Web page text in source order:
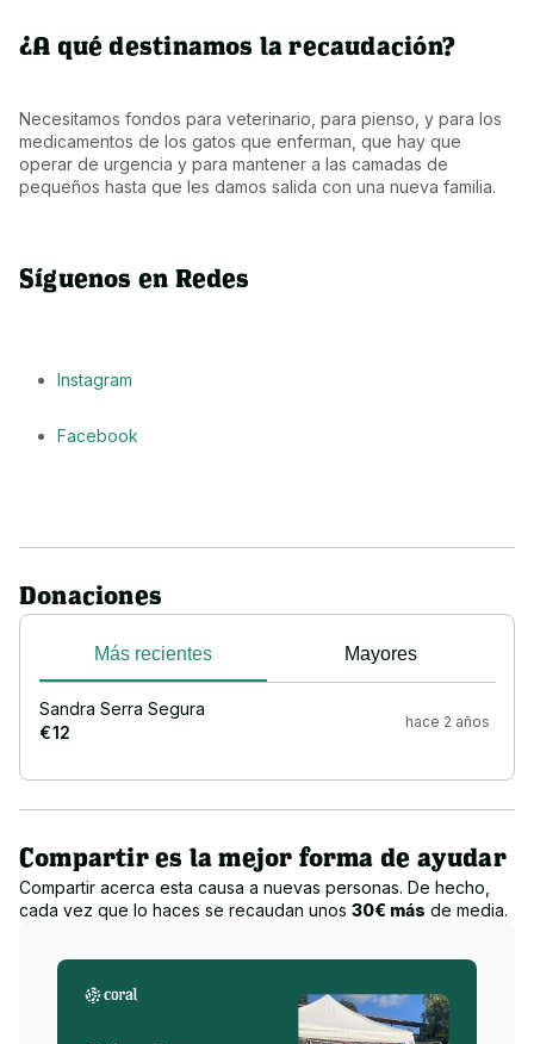
¿A qué destinamos la recaudación?
Necesitamos fondos para veterinario, para pienso, y para los
medicamentos de los gatos que enferman, que hay que
operar de urgencia y para mantener a las camadas de
pequeños hasta que les damos salida con una nueva familia.
Síguenos en Redes
Instagram
Facebook
Donaciones
Más recientes Mayores
Sandra Serra Segura
€ 12
hace 2 años
Compartir es la mejor forma de ayudar
Compartir acerca esta causa a nuevas personas. De hecho,
cada vez que lo haces se recaudan unos 30€ más de media.